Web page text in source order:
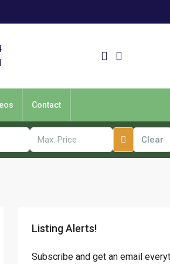
Contact
Clear
Listing Alerts!
Subscribe and get an email